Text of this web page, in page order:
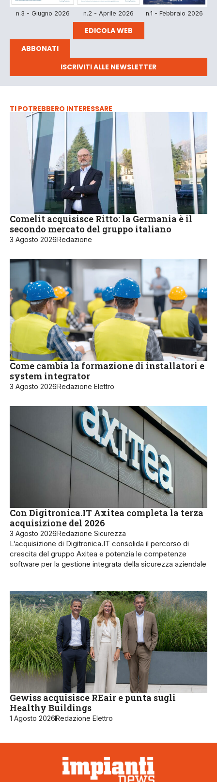
n.3 - Giugno 2026 n.2 - Aprile 2026 n.1 - Febbraio 2026
EDICOLA WEB
ABBONATI
ISCRIVITI ALLE NEWSLETTER
TI POTREBBERO INTERESSARE
Comelit acquisisce Ritto: la Germania è il
secondo mercato del gruppo italiano
3 Agosto 2026Redazione
Come cambia la formazione di installatori e
system integrator
3 Agosto 2026Redazione Elettro
Con Digitronica.IT Axitea completa la terza
acquisizione del 2026
3 Agosto 2026Redazione Sicurezza
L’acquisizione di Digitronica.IT consolida il percorso di
crescita del gruppo Axitea e potenzia le competenze
software per la gestione integrata della sicurezza aziendale
Gewiss acquisisce REair e punta sugli
Healthy Buildings
1 Agosto 2026Redazione Elettro